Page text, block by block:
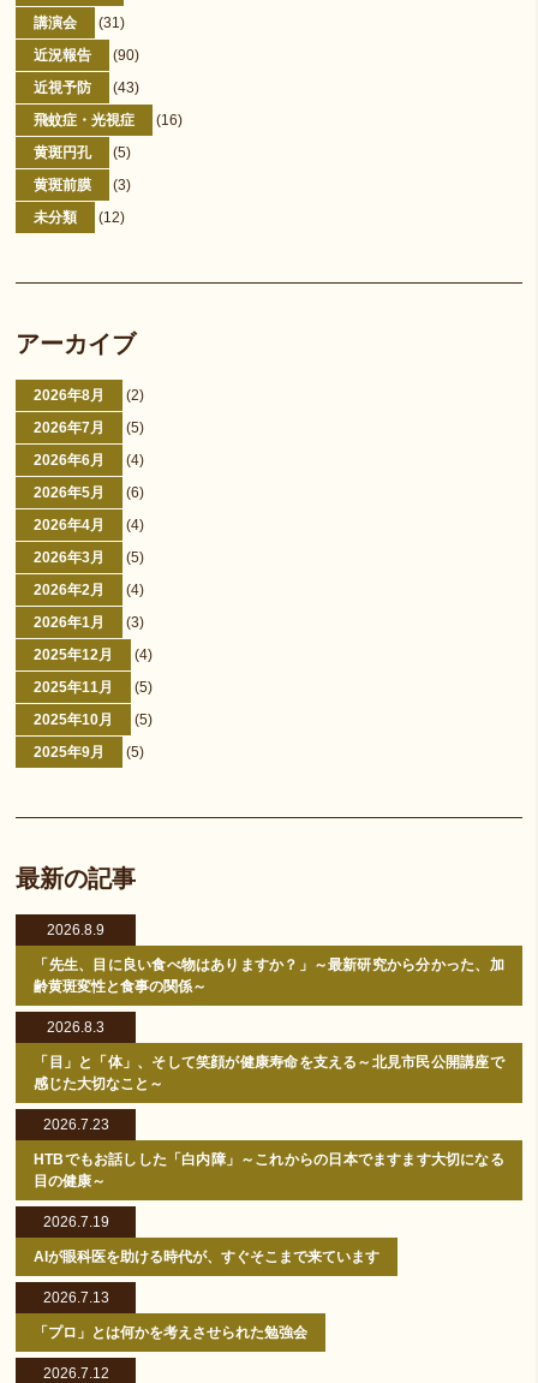
講演会
(31)
近況報告
(90)
近視予防
(43)
飛蚊症・光視症
(16)
黄斑円孔
(5)
黄斑前膜
(3)
未分類
(12)
アーカイブ
2026年8月
(2)
2026年7月
(5)
2026年6月
(4)
2026年5月
(6)
2026年4月
(4)
2026年3月
(5)
2026年2月
(4)
2026年1月
(3)
2025年12月
(4)
2025年11月
(5)
2025年10月
(5)
2025年9月
(5)
最新の記事
2026.8.9
「先生、目に良い食べ物はありますか？」～最新研究から分かった、加
齢黄斑変性と食事の関係～
2026.8.3
「目」と「体」、そして笑顔が健康寿命を支える～北見市民公開講座で
感じた大切なこと～
2026.7.23
HTBでもお話しした「白内障」～これからの日本でますます大切になる
目の健康～
2026.7.19
AIが眼科医を助ける時代が、すぐそこまで来ています
2026.7.13
「プロ」とは何かを考えさせられた勉強会
2026.7.12